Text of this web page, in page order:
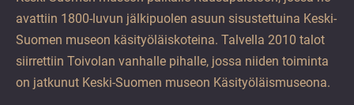
avattiin 1800-luvun jälkipuolen asuun sisustettuina Keski-
Suomen museon käsityöläiskoteina. Talvella 2010 talot
siirrettiin Toivolan vanhalle pihalle, jossa niiden toiminta
on jatkunut Keski-Suomen museon Käsityöläismuseona.